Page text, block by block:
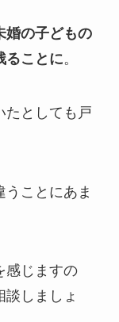
婚の子どもの
ることに。
たとしても戸
ことにあま
感じますの
しましょ